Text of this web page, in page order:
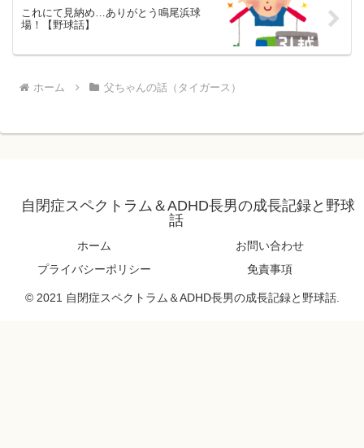
これにて見納め…ありがとう鳴尾浜球
場！【野球話】
ホーム 父ちゃんの話（タイガース）
自閉症スペクトラム＆ADHD長男の成長記録と野球
話
ホーム
お問い合わせ
プライバシーポリシー
免責事項
© 2021 自閉症スペクトラム＆ADHD長男の成長記録と野球話.